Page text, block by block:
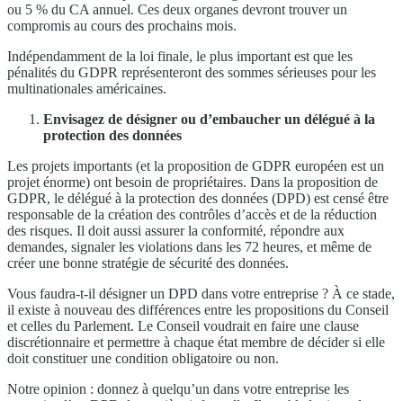
ou 5 % du CA annuel. Ces deux organes devront trouver un
compromis au cours des prochains mois.
Indépendamment de la loi finale, le plus important est que les
pénalités du GDPR représenteront des sommes sérieuses pour les
multinationales américaines.
Envisagez de désigner ou d’embaucher un délégué à la
protection des données
Les projets importants (et la proposition de GDPR européen est un
projet énorme) ont besoin de propriétaires. Dans la proposition de
GDPR, le délégué à la protection des données (DPD) est censé être
responsable de la création des contrôles d’accès et de la réduction
des risques. Il doit aussi assurer la conformité, répondre aux
demandes, signaler les violations dans les 72 heures, et même de
créer une bonne stratégie de sécurité des données.
Vous faudra-t-il désigner un DPD dans votre entreprise ? À ce stade,
il existe à nouveau des différences entre les propositions du Conseil
et celles du Parlement. Le Conseil voudrait en faire une clause
discrétionnaire et permettre à chaque état membre de décider si elle
doit constituer une condition obligatoire ou non.
Notre opinion : donnez à quelqu’un dans votre entreprise les